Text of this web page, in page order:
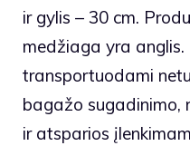
ir gylis – 30 cm.
medžiaga yra anglis.
transportuodami
bagažo sugadinimo,
ir atsparios